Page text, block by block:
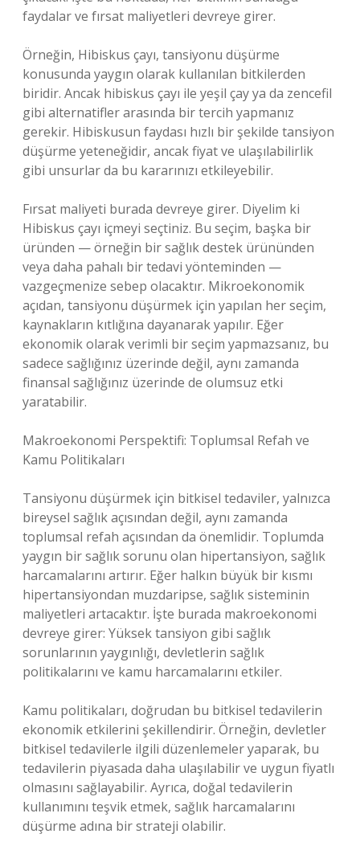
faydalar ve fırsat maliyetleri devreye girer.
Örneğin, Hibiskus çayı, tansiyonu düşürme
konusunda yaygın olarak kullanılan bitkilerden
biridir. Ancak hibiskus çayı ile yeşil çay ya da zencefil
gibi alternatifler arasında bir tercih yapmanız
gerekir. Hibiskusun faydası hızlı bir şekilde tansiyon
düşürme yeteneğidir, ancak fiyat ve ulaşılabilirlik
gibi unsurlar da bu kararınızı etkileyebilir.
Fırsat maliyeti burada devreye girer. Diyelim ki
Hibiskus çayı içmeyi seçtiniz. Bu seçim, başka bir
üründen — örneğin bir sağlık destek ürününden
veya daha pahalı bir tedavi yönteminden —
vazgeçmenize sebep olacaktır. Mikroekonomik
açıdan, tansiyonu düşürmek için yapılan her seçim,
kaynakların kıtlığına dayanarak yapılır. Eğer
ekonomik olarak verimli bir seçim yapmazsanız, bu
sadece sağlığınız üzerinde değil, aynı zamanda
finansal sağlığınız üzerinde de olumsuz etki
yaratabilir.
Makroekonomi Perspektifi: Toplumsal Refah ve
Kamu Politikaları
Tansiyonu düşürmek için bitkisel tedaviler, yalnızca
bireysel sağlık açısından değil, aynı zamanda
toplumsal refah açısından da önemlidir. Toplumda
yaygın bir sağlık sorunu olan hipertansiyon, sağlık
harcamalarını artırır. Eğer halkın büyük bir kısmı
hipertansiyondan muzdaripse, sağlık sisteminin
maliyetleri artacaktır. İşte burada makroekonomi
devreye girer: Yüksek tansiyon gibi sağlık
sorunlarının yaygınlığı, devletlerin sağlık
politikalarını ve kamu harcamalarını etkiler.
Kamu politikaları, doğrudan bu bitkisel tedavilerin
ekonomik etkilerini şekillendirir. Örneğin, devletler
bitkisel tedavilerle ilgili düzenlemeler yaparak, bu
tedavilerin piyasada daha ulaşılabilir ve uygun fiyatlı
olmasını sağlayabilir. Ayrıca, doğal tedavilerin
kullanımını teşvik etmek, sağlık harcamalarını
düşürme adına bir strateji olabilir.